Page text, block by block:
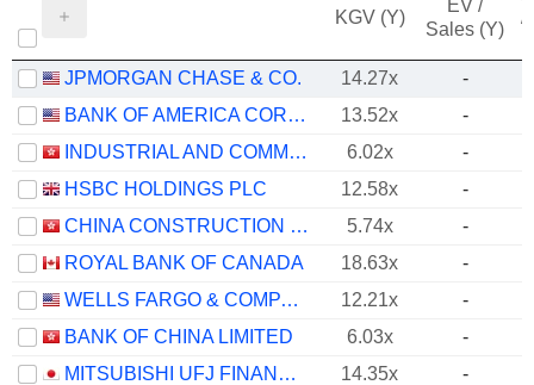
KGV (Y)
EV /
Sales (Y)
/
JPMORGAN CHASE & CO. 14.27x
-
BANK OF AMERICA CORPORATION
13.52x
-
INDUSTRIAL AND COMMERCIAL BANK OF CHINA LIMITED
6.02x
-
HSBC HOLDINGS PLC
12.58x
-
CHINA CONSTRUCTION BANK CORPORATION
5.74x
-
ROYAL BANK OF CANADA
18.63x
-
WELLS FARGO & COMPANY
12.21x
-
BANK OF CHINA LIMITED
6.03x
-
MITSUBISHI UFJ FINANCIAL GROUP, INC.
14.35x
-